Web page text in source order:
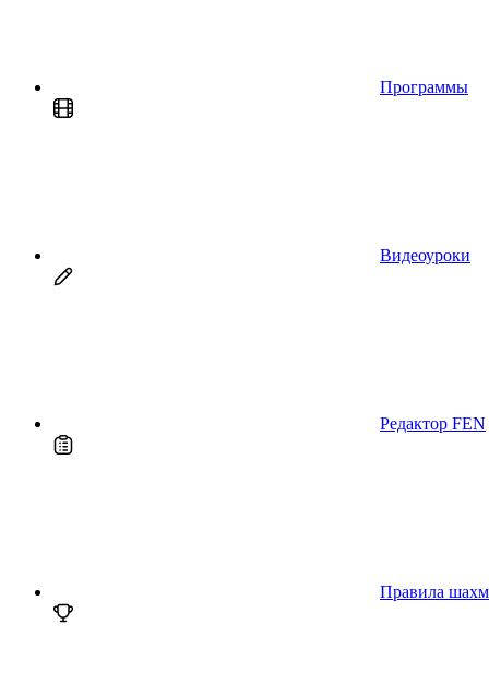
Программы
Видеоуроки
Редактор FEN
Правила